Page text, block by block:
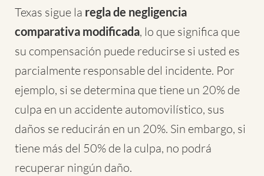
Texas sigue la regla de negligencia
comparativa modificada, lo que significa que
su compensación puede reducirse si usted es
parcialmente responsable del incidente. Por
ejemplo, si se determina que tiene un 20% de
culpa en un accidente automovilístico, sus
daños se reducirán en un 20%. Sin embargo, si
tiene más del 50% de la culpa, no podrá
recuperar ningún daño.